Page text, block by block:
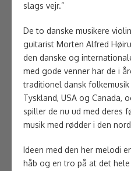
slags vejr.”
De to danske musikere
guitarist Morten Alfred
den danske og
med gode venner har de i
traditionel dansk
Tyskland, USA og Canada,
spiller de nu ud med deres
musik med rødder i den
Ideen med den her melodi
håb og en tro på at det